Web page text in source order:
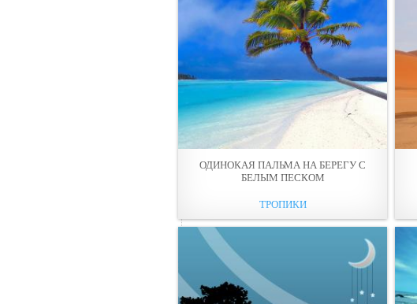
ОДИНОКАЯ ПАЛЬМА НА БЕРЕГУ С
БЕЛЫМ ПЕСКОМ
ТРОПИКИ